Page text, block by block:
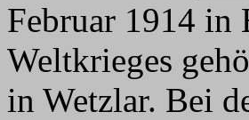
Februar 1914 in
Weltkrieges
in Wetzlar. Bei